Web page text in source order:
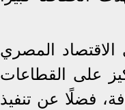
المصري
على القطاعات
فضلًا عن تنفيذ